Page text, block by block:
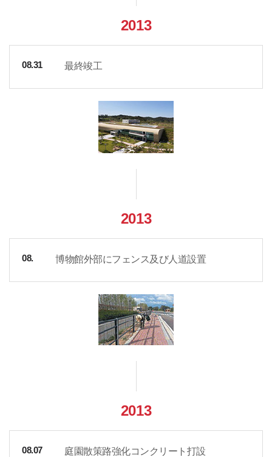
2013
08.31 最終竣工
2013
08. 博物館外部にフェンス及び人道設置
2013
08.07 庭園散策路強化コンクリート打設